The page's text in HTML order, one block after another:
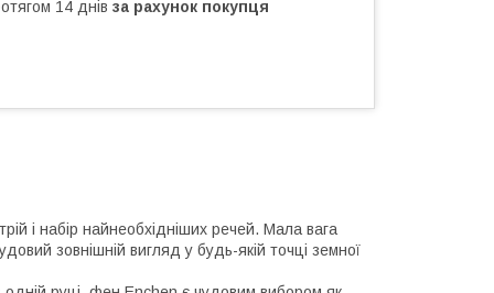
14 днів за рахунок покупця
і набір найнеобхідніших речей. Мала вага
зовнішній вигляд у будь-якій точці земної